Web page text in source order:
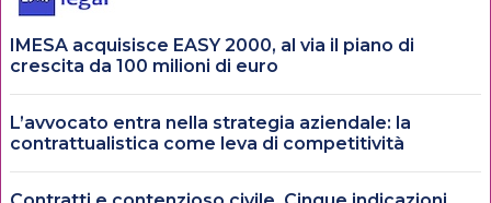
IMESA acquisisce EASY 2000, al via il piano di
crescita da 100 milioni di euro
L’avvocato entra nella strategia aziendale: la
contrattualistica come leva di competitività